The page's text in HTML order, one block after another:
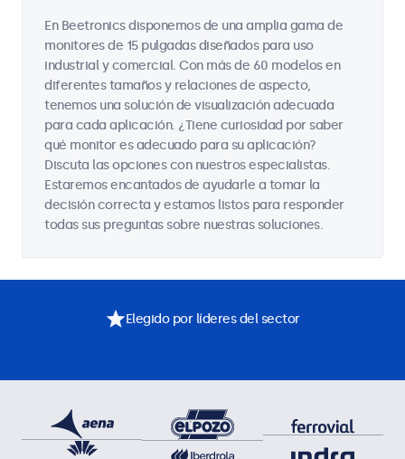
En Beetronics disponemos de una amplia gama de
monitores de 15 pulgadas diseñados para uso
industrial y comercial. Con más de 60 modelos en
diferentes tamaños y relaciones de aspecto,
tenemos una solución de visualización adecuada
para cada aplicación. ¿Tiene curiosidad por saber
qué monitor es adecuado para su aplicación?
Discuta las opciones con nuestros especialistas.
Estaremos encantados de ayudarle a tomar la
decisión correcta y estamos listos para responder
todas sus preguntas sobre nuestras soluciones.
Elegido por líderes del sector